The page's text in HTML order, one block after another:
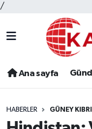
/
Ana sayfa
HABERLER GÜNEY